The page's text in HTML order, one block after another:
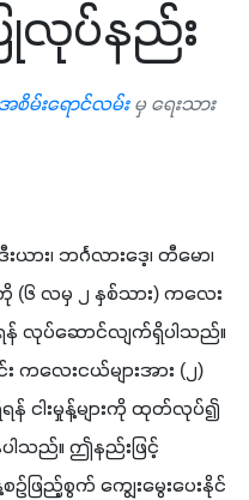
ြုလုပ်နည်း
အစိမ်းရောင်လမ်းမှ ရေးသား
ား၊ ဘင်္ဂလားဒေ့၊ တီမော၊
ကို (၆ လမှ ၂ နှစ်သား) ကလေး
န် လုပ်ဆောင်လျက်ရှိပါသည်။
း ကလေးငယ်များအား (၂)
န် ငါးမှုန့်များကို ထုတ်လုပ်၍
ါသည်။ ဤနည်းဖြင့်
ဖြည့်စွက် ကျွေးမွေးပေးနိုင်